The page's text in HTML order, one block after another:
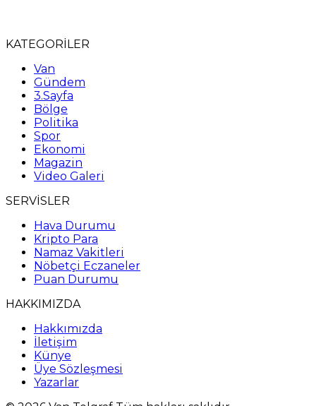
KATEGORİLER
Van
Gündem
3.Sayfa
Bölge
Politika
Spor
Ekonomi
Magazin
Video Galeri
SERVİSLER
Hava Durumu
Kripto Para
Namaz Vakitleri
Nöbetçi Eczaneler
Puan Durumu
HAKKIMIZDA
Hakkımızda
İletişim
Künye
Üye Sözleşmesi
Yazarlar